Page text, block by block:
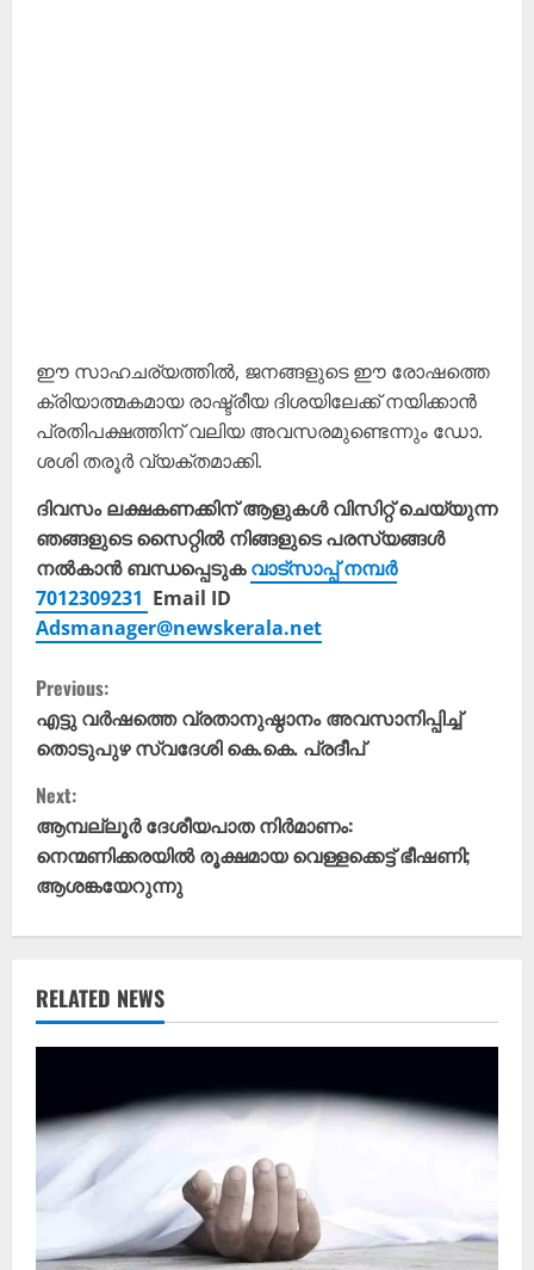
ഈ സാഹചര്യത്തിൽ, ജനങ്ങളുടെ ഈ രോഷത്തെ
ക്രിയാത്മകമായ രാഷ്ട്രീയ ദിശയിലേക്ക് നയിക്കാൻ
പ്രതിപക്ഷത്തിന് വലിയ അവസരമുണ്ടെന്നും ഡോ.
ശശി തരൂർ വ്യക്തമാക്കി.
ദിവസം ലക്ഷകണക്കിന് ആളുകൾ വിസിറ്റ് ചെയ്യുന്ന
ഞങ്ങളുടെ സൈറ്റിൽ നിങ്ങളുടെ പരസ്യങ്ങൾ
നൽകാൻ ബന്ധപ്പെടുകവാട്സാപ്പ് നമ്പർ
7012309231 Email ID
Adsmanager@newskerala.net
C
o
n
t
i
n
u
e
e
a
d
Previous:
എട്ടു വർഷത്തെ വ്രതാനുഷ്ഠാനം അവസാനിപ്പിച്ച്
തൊടുപുഴ സ്വദേശി കെ.കെ. പ്രദീപ്
Next:
ആമ്പല്ലൂർ ദേശീയപാത നിർമാണം:
നെന്മണിക്കരയിൽ രൂക്ഷമായ വെള്ളക്കെട്ട് ഭീഷണി;
ആശങ്കയേറുന്നു
RELATED NEWS